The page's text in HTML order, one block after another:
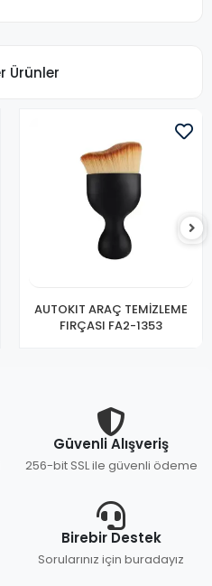
Ürünler
AUTOKIT ARAÇ TEMİZLEME
FIRÇASI FA2-1353
Güvenli Alışveriş
256-bit SSL ile güvenli ödeme
Birebir Destek
Sorularınız için buradayız